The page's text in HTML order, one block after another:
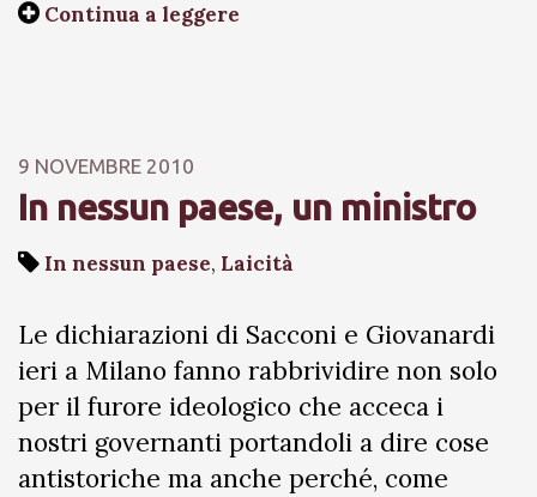
Continua a leggere
9 NOVEMBRE 2010
In nessun paese, un ministro
In nessun paese, Laicità
Le dichiarazioni di Sacconi e Giovanardi
ieri a Milano fanno rabbrividire non solo
per il furore ideologico che acceca i
nostri governanti portandoli a dire cose
antistoriche ma anche perché, come